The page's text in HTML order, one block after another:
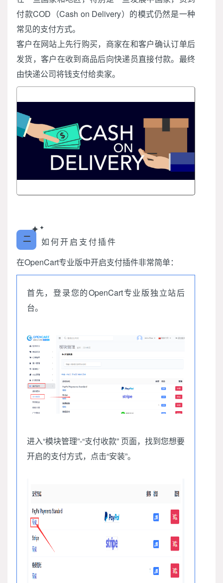
付款COD（Cash on Delivery）的模式仍然是一种
常见的支付方式。
客户在网站上先行购买，商家在和客户确认订单后
发货，客户在收到商品后向快递员直接付款。最终
由快递公司将钱支付给卖家。
✦✦
二
如何开启支付插件
在OpenCart专业版中开启支付插件非常简单：
首先，登录您的OpenCart专业版独立站后
台。
进入“模块管理”-“支付收款” 页面，找到您想要
开启的支付方式，点击“安装”。